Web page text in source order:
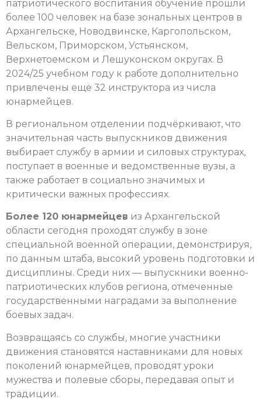
патриотического воспитания обучение прошли
более 100 человек на базе зональных центров в
Архангельске, Новодвинске, Каргопольском,
Вельском, Приморском, Устьянском,
Верхнетоемском и Лешуконском округах. В
2024/25 учебном году к работе дополнительно
привлечены ещё 32 инструктора из числа
юнармейцев.
В региональном отделении подчёркивают, что
значительная часть выпускников движения
выбирает службу в армии и силовых структурах,
поступает в военные и ведомственные вузы, а
также работает в социально значимых и
критически важных профессиях.
Более 120 юнармейцев из Архангельской
области сегодня проходят службу в зоне
специальной военной операции, демонстрируя,
по данным штаба, высокий уровень подготовки и
дисциплины. Среди них — выпускники военно-
патриотических клубов региона, отмеченные
государственными наградами за выполнение
боевых задач.
Возвращаясь со службы, многие участники
движения становятся наставниками для новых
поколений юнармейцев, проводят уроки
мужества и полевые сборы, передавая опыт и
традиции.